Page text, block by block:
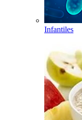
Infantiles